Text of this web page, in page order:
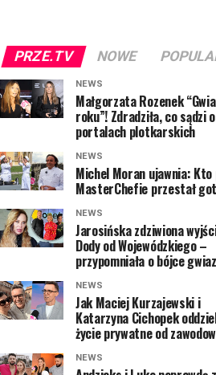
PRZE.TV NOWE
NEWS
Małgorzata Rozenek
roku”! Zdradziła, co sądzi o
portalach plotkarskich
NEWS
Michel Moran ujawnia: Kto
MasterChefie przestał
NEWS
Jarosińska zdziwiona
Dody od Wojewódzkiego –
przypomniała o bójce
NEWS
Jak Maciej Kurzajewski i
Katarzyna Cichopek
życie prywatne od
NEWS